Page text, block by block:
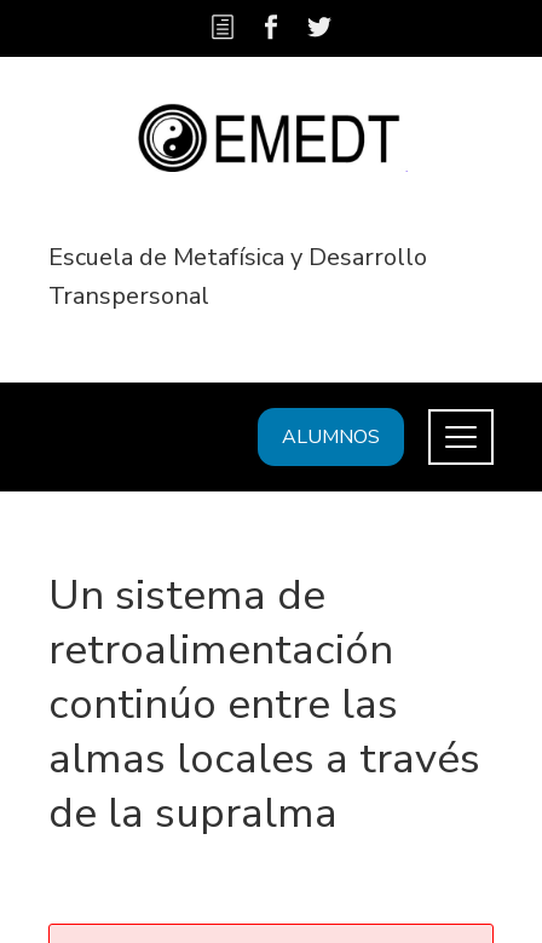
Escuela de Metafísica y Desarrollo
Transpersonal
ALUMNOS
Un sistema de
retroalimentación
continúo entre las
almas locales a través
de la supralma